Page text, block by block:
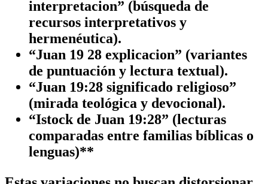
interpretacion” (búsqueda de
recursos interpretativos y
hermenéutica).
“Juan 19 28 explicacion” (variantes
de puntuación y lectura textual).
“Juan 19:28 significado religioso”
(mirada teológica y devocional).
“Istock de Juan 19:28” (lecturas
comparadas entre familias bíblicas o
lenguas)**